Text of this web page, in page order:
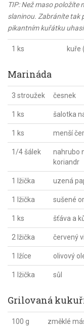
TIP: Než maso položíte
slaninou. Zabráníte tak
pikantním kuřátku
1 ks kuře
Marináda
3 stroužek česnek
1 ks šalotka
1 ks menší
1/4 šálek
nahrubo
koriandr
1 lžička uzená
1 lžička sušené
1 ks šťáva a
2 lžička červený
1 lžíce olivový
1 lžička sůl
Grilovaná
100 g změklé